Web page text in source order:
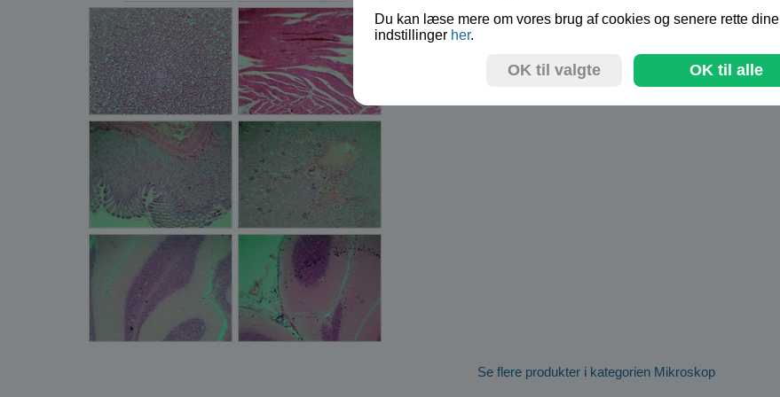
Se flere produkter i kategorien Mikroskop
Du kan læse mere om vores brug af cookies og senere rette dine
indstillinger her.
OK til valgte OK til alle